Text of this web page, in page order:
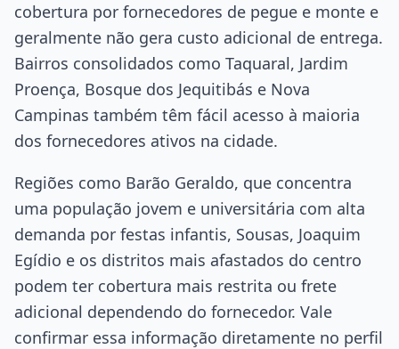
cobertura por fornecedores de pegue e monte e
geralmente não gera custo adicional de entrega.
Bairros consolidados como Taquaral, Jardim
Proença, Bosque dos Jequitibás e Nova
Campinas também têm fácil acesso à maioria
dos fornecedores ativos na cidade.
Regiões como Barão Geraldo, que concentra
uma população jovem e universitária com alta
demanda por festas infantis, Sousas, Joaquim
Egídio e os distritos mais afastados do centro
podem ter cobertura mais restrita ou frete
adicional dependendo do fornecedor. Vale
confirmar essa informação diretamente no perfil